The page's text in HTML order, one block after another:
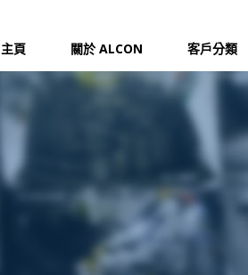
主頁
關於 ALCON 客戶分類